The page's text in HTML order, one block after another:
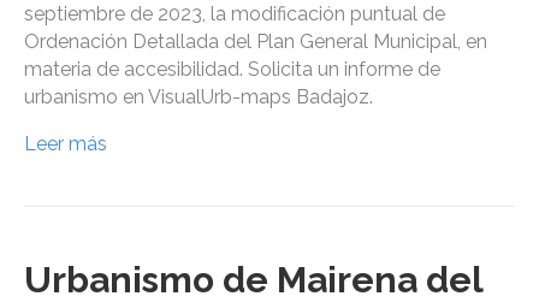
septiembre de 2023, la modificación puntual de
Ordenación Detallada del Plan General Municipal, en
materia de accesibilidad. Solicita un informe de
urbanismo en VisualUrb-maps Badajoz.
Leer más
Urbanismo de Mairena del